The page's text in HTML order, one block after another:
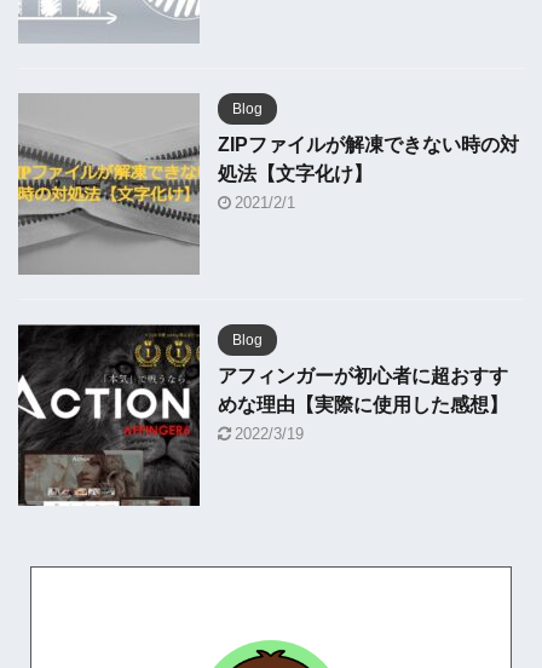
Blog
ZIPファイルが解凍できない時の対
処法【文字化け】
2021/2/1
Blog
アフィンガーが初心者に超おすす
めな理由【実際に使用した感想】
2022/3/19